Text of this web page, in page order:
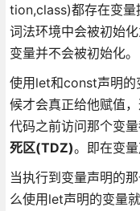
tion,class)都存在变量
词法环境中会被初始
变量并不会被初始化。
使用let和const声明的
候才会真正给他赋值
代码之前访问那个变
死区(TDZ)。即在变
当执行到变量声明的
么使用let声明的变量